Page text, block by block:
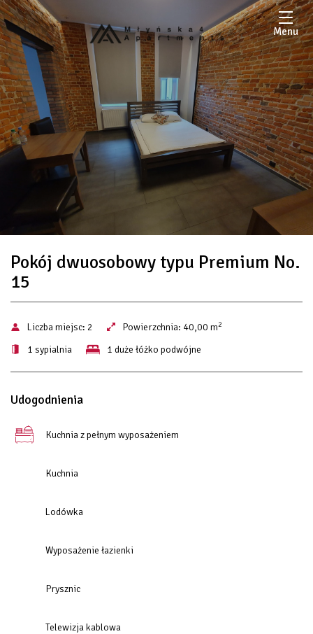
Menu
Pokój dwuosobowy typu Premium No.
15
Liczba miejsc: 2 Powierzchnia: 40,00 m2
1 sypialnia 1 duże łóżko podwójne
Udogodnienia
Kuchnia z pełnym wyposażeniem
Kuchnia
Lodówka
Wyposażenie łazienki
Prysznic
Telewizja kablowa